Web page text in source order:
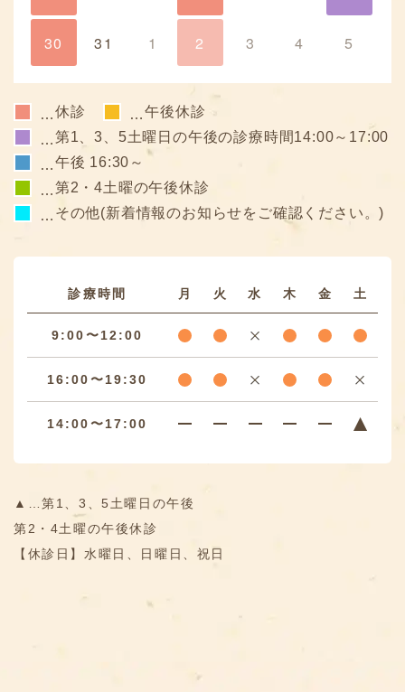
30 31 1 2 3 4 5
…休診 …午後休診
…第1、3、5土曜日の午後の診療時間14:00～17:00
…午後 16:30～
…第2・4土曜の午後休診
… その他(新着情報のお知らせをご確認ください。)
診療時間 月 火 水 木 金 土
9:00〜12:00
16:00〜19:30
14:00〜17:00
▲…第1、3、5土曜日の午後
第2・4土曜の午後休診
【休診日】水曜日、日曜日、祝日